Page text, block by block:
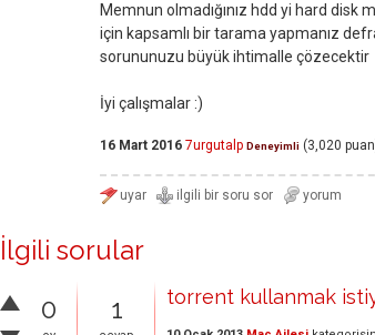
Memnun olmadığınız hdd yi hard
için kapsamlı bir tarama yapmanız
sorununuzu büyük ihtimalle çözecektir
İyi çalışmalar :)
16 Mart 2016 7urgutalp Deneyimli (3,020
İlgili sorular
0
1 torrent kullanmak